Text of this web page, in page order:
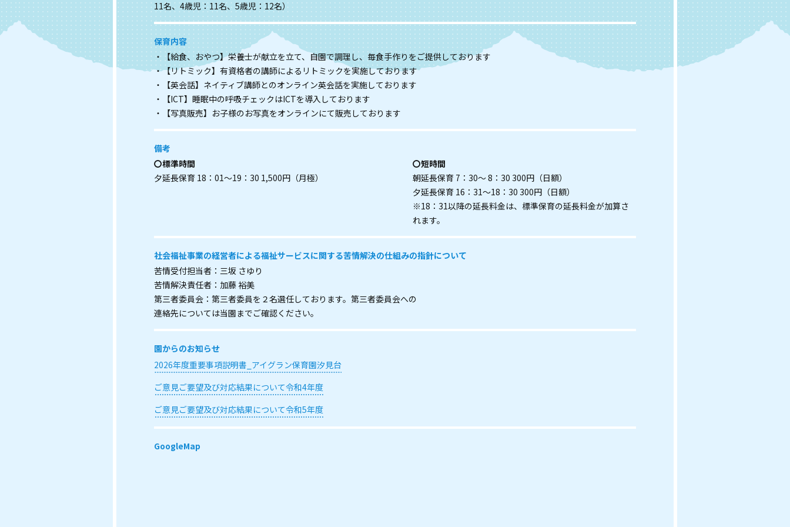
11名、4歳児：11名、5歳児：12名）
保育内容
・【給食、おやつ】栄養士が献立を立て、自園で調理し、毎食手作りをご提供しております
・【リトミック】有資格者の講師によるリトミックを実施しております
・【英会話】ネイティブ講師とのオンライン英会話を実施しております
・【ICT】睡眠中の呼吸チェックはICTを導入しております
・【写真販売】お子様のお写真をオンラインにて販売しております
備考
〇標準時間
夕延長保育 18：01～19：30 1,500円（月極）
〇短時間
朝延長保育 7：30～ 8：30 300円（日額）
夕延長保育 16：31～18：30 300円（日額）
※18：31以降の延長料金は、標準保育の延長料金が加算さ
れます。
社会福祉事業の経営者による福祉サービスに関する苦情解決の仕組みの指針について
苦情受付担当者：三坂 さゆり
苦情解決責任者：加藤 裕美
第三者委員会：第三者委員を２名選任しております。第三者委員会への
連絡先については当園までご確認ください。
園からのお知らせ
2026年度重要事項説明書_アイグラン保育園汐見台
ご意見ご要望及び対応結果について令和4年度
ご意見ご要望及び対応結果について令和5年度
GoogleMap